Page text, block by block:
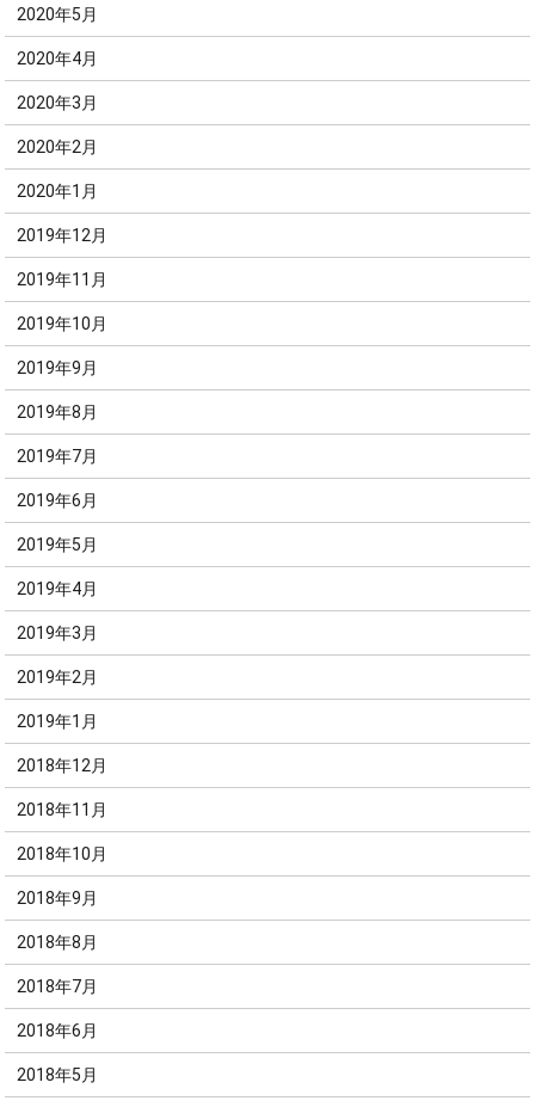
2020年5月
2020年4月
2020年3月
2020年2月
2020年1月
2019年12月
2019年11月
2019年10月
2019年9月
2019年8月
2019年7月
2019年6月
2019年5月
2019年4月
2019年3月
2019年2月
2019年1月
2018年12月
2018年11月
2018年10月
2018年9月
2018年8月
2018年7月
2018年6月
2018年5月